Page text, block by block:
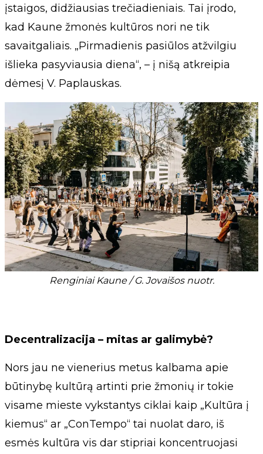
įstaigos, didžiausias trečiadieniais. Tai įrodo,
kad Kaune žmonės kultūros nori ne tik
savaitgaliais. „Pirmadienis pasiūlos atžvilgiu
išlieka pasyviausia diena“, – į nišą atkreipia
dėmesį V. Paplauskas.
Renginiai Kaune / G. Jovaišos nuotr.
Decentralizacija – mitas ar galimybė?
Nors jau ne vienerius metus kalbama apie
būtinybę kultūrą artinti prie žmonių ir tokie
visame mieste vykstantys ciklai kaip „Kultūra į
kiemus“ ar „ConTempo“ tai nuolat daro, iš
esmės kultūra vis dar stipriai koncentruojasi